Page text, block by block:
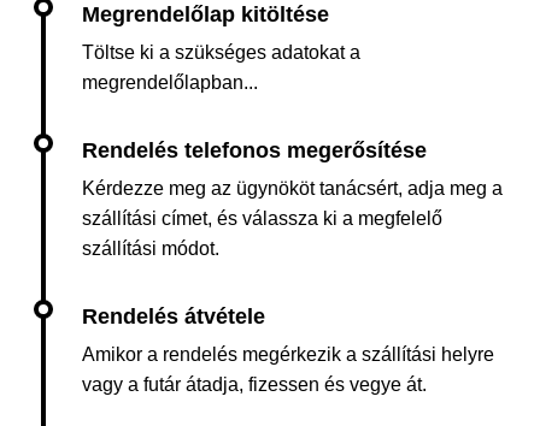
Töltse ki a szükséges adatokat a
megrendelőlapban...
Kérdezze meg az ügynököt tanácsért, adja meg a
szállítási címet, és válassza ki a megfelelő
szállítási módot.
Amikor a rendelés megérkezik a szállítási helyre
vagy a futár átadja, fizessen és vegye át.